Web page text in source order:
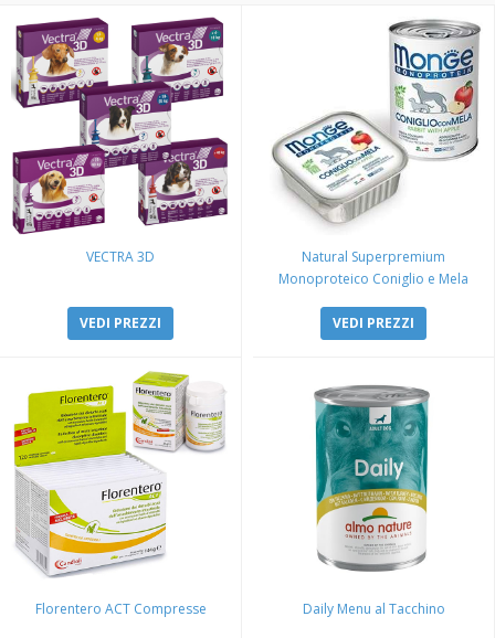
VECTRA 3D
VEDI PREZZI
Natural Superpremium
Monoproteico Coniglio e Mela
VEDI PREZZI
Florentero ACT Compresse Daily Menu al Tacchino